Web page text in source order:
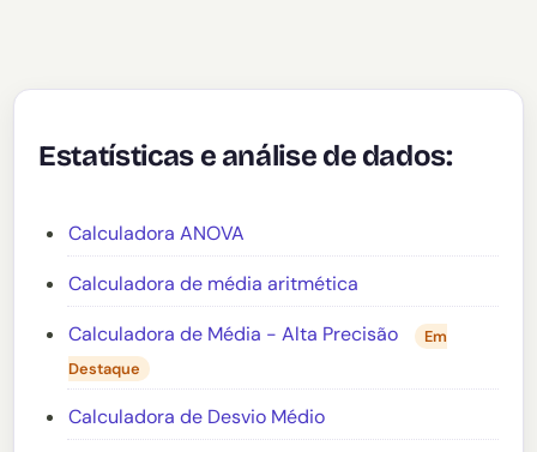
Estatísticas e análise de dados:
Calculadora ANOVA
Calculadora de média aritmética
Calculadora de Média - Alta Precisão
Em
Destaque
Calculadora de Desvio Médio